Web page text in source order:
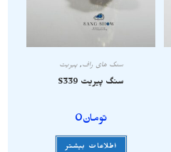
سنگ های راف,پیریت
سنگ پیریت S339
تومان0
اطلاعات بیشتر